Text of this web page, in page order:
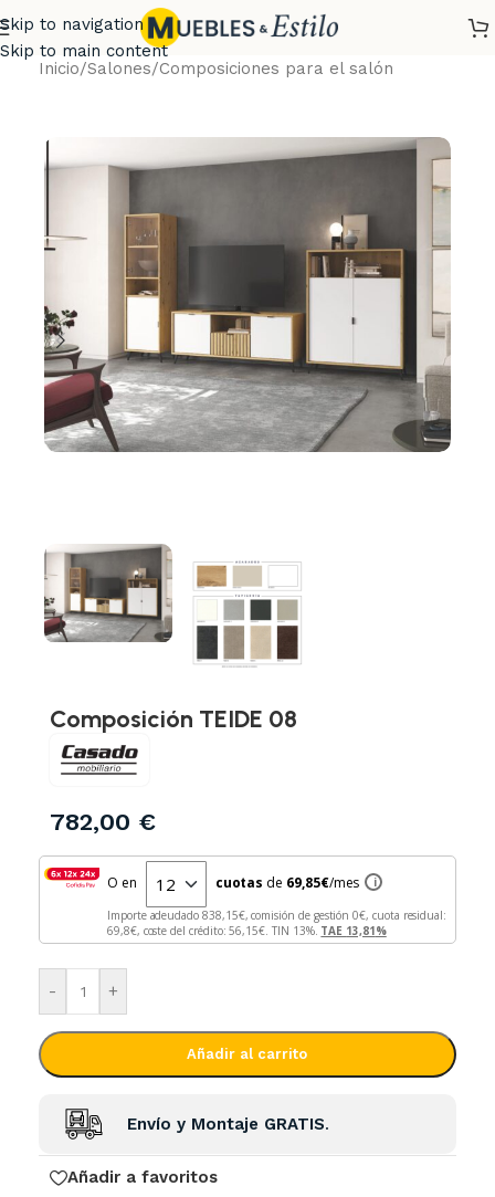
Skip to navigation
Skip to main content
Inicio/Salones/Composiciones para el salón
Composición TEIDE 08
782,00 €
O en cuotas de 69,85€/mes i
Importe adeudado 838,15 €, comisión de gestión0
€, cuota residual:
69,8
€, coste del crédito:56,15€. TIN 13%. TAE 13,81%
- +
Añadir al carrito
Envío y Montaje GRATIS.
Añadir a favoritos